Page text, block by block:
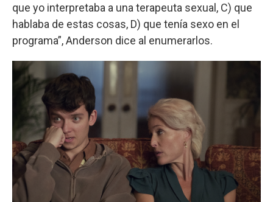
que yo interpretaba a una terapeuta sexual, C) que
hablaba de estas cosas, D) que tenía sexo en el
programa”, Anderson dice al enumerarlos.